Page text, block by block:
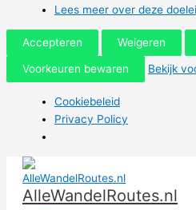
Lees meer over deze
Accepteren Weigeren
Voorkeuren bewaren Bekijk
Cookiebeleid
Privacy Policy
naar
AlleWandelRoutes.nl